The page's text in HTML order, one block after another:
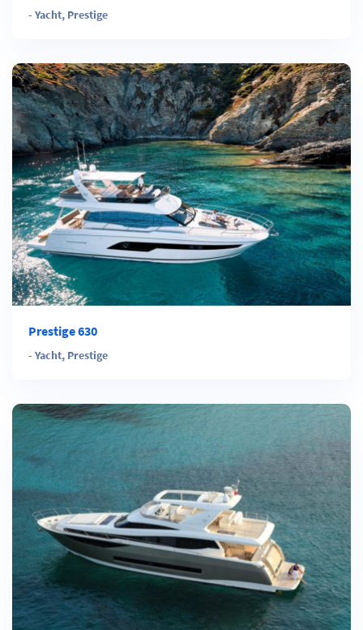
- Yacht, Prestige
Prestige 630
- Yacht, Prestige